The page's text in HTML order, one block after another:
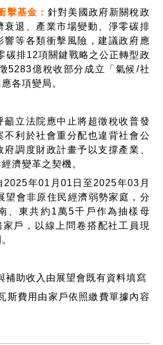
擊基金： 針對美國政府新關稅政
衰退、產業市場變動、淨零碳排
響等各類衝擊風險，建議政府應
碳排12項關鍵戰略之公正轉型政
5283億稅收部分成立「氣候/社
各項變局。
立法院應中止將超徵稅收普發
不利於社會重分配也違背社會公
調度財政計畫予以支撐產業、
濟變革之契機。
2025年01 月01 日至2025年03 月
望會非原住民經濟弱勢家庭，分
、東共約 1萬5千戶作為抽樣母
家戶，以線上問卷搭配社工員現
補助收入由展望會既有資料填寫
斯費用由家戶依照繳費單據內容